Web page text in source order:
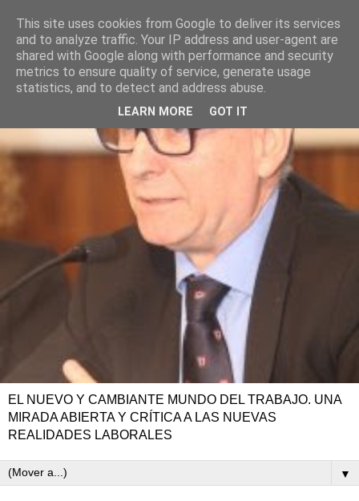
EL NUEVO Y CAMBIANTE MUNDO DEL TRABAJO. UNA
MIRADA ABIERTA Y CRÍTICA A LAS NUEVAS
REALIDADES LABORALES
▼
This site uses cookies from Google to deliver its services
and to analyze traffic. Your IP address and user-agent are
shared with Google along with performance and security
metrics to ensure quality of service, generate usage
statistics, and to detect and address abuse.
LEARN MORE GOT IT